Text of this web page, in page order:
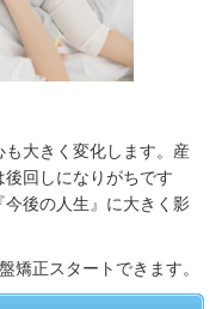
大きく変化します。産
回しになりがちです
後の人生』に大きく影
矯正スタートできます。